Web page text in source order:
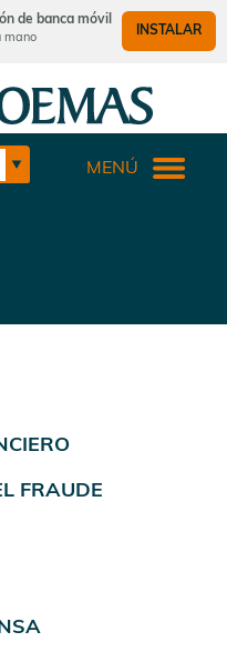
de banca móvil
mano
INSTALAR
MENÚ
FRAUDE